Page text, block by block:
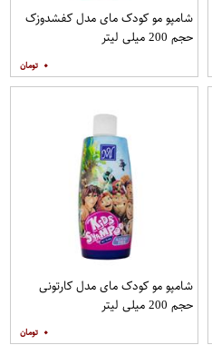
شامپو مو کودک مای مدل کفشدوزک
حجم 200 میلی لیتر
۰
شامپو مو کودک مای مدل کارتونی
حجم 200 میلی لیتر
۰